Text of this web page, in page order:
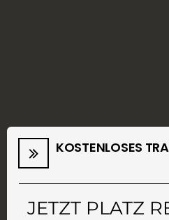
KOSTENLOSES
JETZT PLATZ